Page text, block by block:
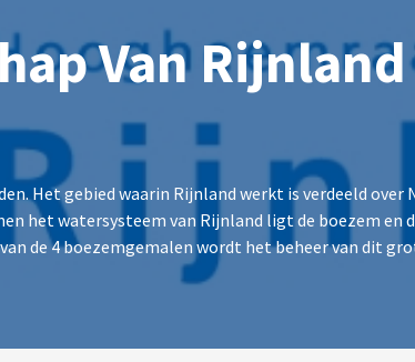
Van Rijnland
Het gebied waarin Rijnland werkt is verdeeld
het watersysteem van Rijnland ligt de boezem en
de 4 boezemgemalen wordt het beheer van dit